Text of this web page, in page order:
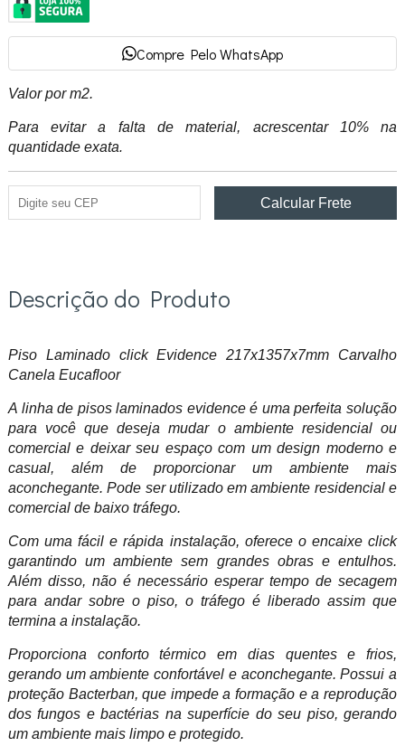
Compre Pelo WhatsApp
Valor por m2.
Para evitar a falta de material, acrescentar 10% na
quantidade exata.
Descrição do Produto
Piso Laminado click Evidence 217x1357x7mm Carvalho
Canela Eucafloor
A linha de pisos laminados evidence é uma perfeita solução
para você que deseja mudar o ambiente residencial ou
comercial e deixar seu espaço com um design moderno e
casual, além de proporcionar um ambiente mais
aconchegante. Pode ser utilizado em ambiente residencial e
comercial de baixo tráfego.
Com uma fácil e rápida instalação, oferece o encaixe click
garantindo um ambiente sem grandes obras e entulhos.
Além disso, não é necessário esperar tempo de secagem
para andar sobre o piso, o tráfego é liberado assim que
termina a instalação.
Proporciona conforto térmico em dias quentes e frios,
gerando um ambiente confortável e aconchegante. Possui a
proteção Bacterban, que impede a formação e a reprodução
dos fungos e bactérias na superfície do seu piso, gerando
um ambiente mais limpo e protegido.